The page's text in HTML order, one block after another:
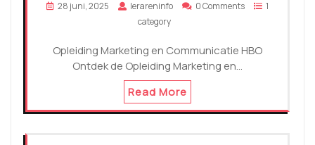
28 juni, 2025 lerareninfo 0 Comments
1
category
Opleiding Marketing en Communicatie HBO
Ontdek de Opleiding Marketing en…
Read More